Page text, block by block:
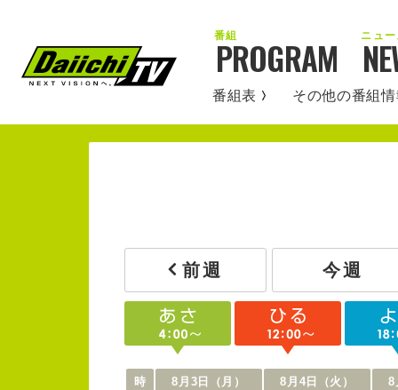
PROGRAM
番組表 その他の番組
前週 今週
時 8月3日（月） 8月4日（火） 8